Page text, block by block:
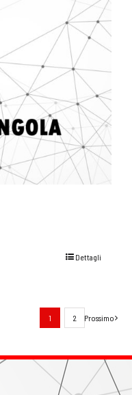
Dettagli
1 2 Prossimo